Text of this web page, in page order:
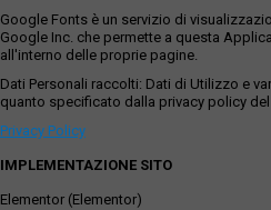
Google Fonts è un servizio di
Google Inc. che permette a questa
all'interno delle proprie pagine.
Dati Personali raccolti: Dati di Utilizzo e
quanto specificato dalla privacy policy
Privacy Policy
IMPLEMENTAZIONE SITO
Elementor (Elementor)